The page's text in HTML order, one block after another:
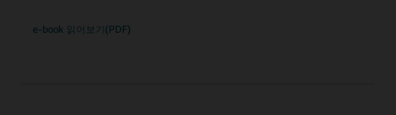
e-book 읽어보기(PDF)